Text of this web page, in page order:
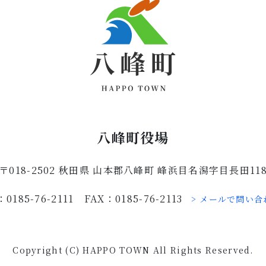
八峰町役場
018-2502 秋田県 山本郡八峰町 峰浜目名潟字目長田118
0185-76-2111 FAX：0185-76-2113 > メールで問い合
Copyright (C) HAPPO TOWN All Rights Reserved.